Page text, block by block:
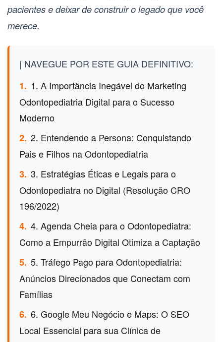
pacientes e deixar de construir o legado que você
merece.
| NAVEGUE POR ESTE GUIA DEFINITIVO:
1. 1. A Importância Inegável do Marketing
Odontopediatria Digital para o Sucesso
Moderno
2. 2. Entendendo a Persona: Conquistando
Pais e Filhos na Odontopediatria
3. 3. Estratégias Éticas e Legais para o
Odontopediatra no Digital (Resolução CRO
196/2022)
4. 4. Agenda Cheia para o Odontopediatra:
Como a Empurrão Digital Otimiza a Captação
5. 5. Tráfego Pago para Odontopediatria:
Anúncios Direcionados que Conectam com
Famílias
6. 6. Google Meu Negócio e Maps: O SEO
Local Essencial para sua Clínica de